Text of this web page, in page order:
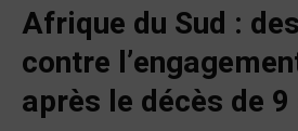
Afrique du Sud :
contre
après le décès de